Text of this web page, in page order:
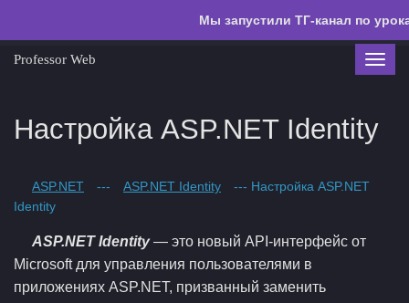
Мы запустили ТГ-канал по
Professor Web
Настройка ASP.NET Identity
ASP.NET --- ASP.NET Identity
--- Настройка ASP.NET
Identity
ASP.NET Identity— это новый API-интерфейс от
Microsoft для управления пользователями в
приложениях ASP.NET, призванный заменить